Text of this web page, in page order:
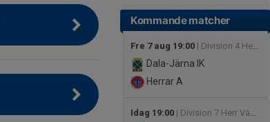
Kommande matcher
Fre 7 aug 19:00 | Division 4 Herr Dalarna
Dala-Järna IK
Herrar A
Idag 19:00 | Division 7 Herr Västra Dalarna